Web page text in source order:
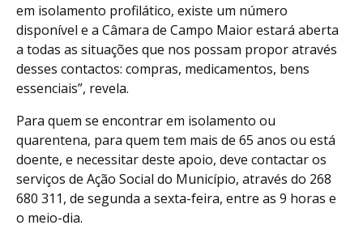
em isolamento profilático, existe um número
disponível e a Câmara de Campo Maior estará aberta
a todas as situações que nos possam propor através
desses contactos: compras, medicamentos, bens
essenciais”, revela.
Para quem se encontrar em isolamento ou
quarentena, para quem tem mais de 65 anos ou está
doente, e necessitar deste apoio, deve contactar os
serviços de Ação Social do Município, através do 268
680 311, de segunda a sexta-feira, entre as 9 horas e
o meio-dia.